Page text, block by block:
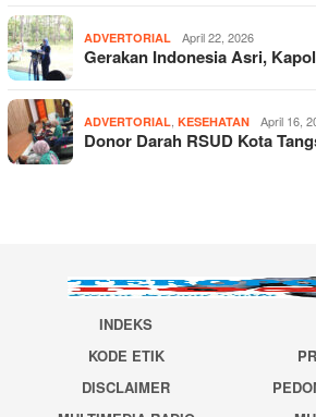
ADVERTORIAL April 22, 2026
Gerakan Indonesia Asri,
ADVERTORIAL KESEHATAN April 16,
Donor Darah RSUD Kota
INDEKS
KODE ETIK
DISCLAIMER